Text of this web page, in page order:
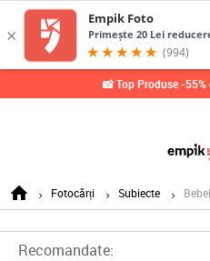
📸 Top Produse -55%
Fotocărți Subiecte
Recomandate: